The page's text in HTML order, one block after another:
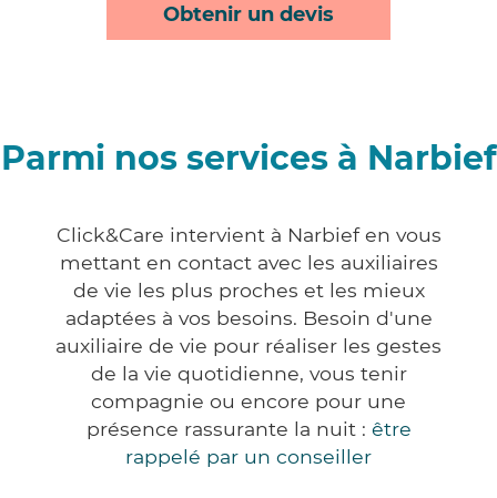
Obtenir un devis
Parmi nos services à Narbief
Click&Care intervient à Narbief en vous
mettant en contact avec les auxiliaires
de vie les plus proches et les mieux
adaptées à vos besoins. Besoin d'une
auxiliaire de vie pour réaliser les gestes
de la vie quotidienne, vous tenir
compagnie ou encore pour une
présence rassurante la nuit : être
rappelé par un conseiller